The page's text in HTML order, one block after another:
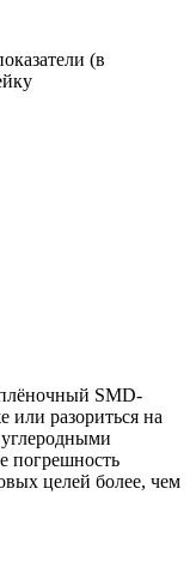
(в
SMD-
разориться на
погрешность
целей более, чем